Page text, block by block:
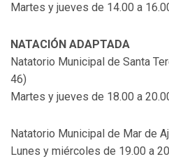
Martes y jueves de 14.00 a
NATACIÓN ADAPTADA
Natatorio Municipal de Santa
46)
Martes y jueves de 18.00 a
Natatorio Municipal de Mar de
Lunes y miércoles de 19.00 a